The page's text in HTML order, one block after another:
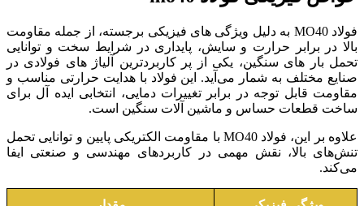
فولاد MO40 به دلیل ویژگی‌ های فیزیکی برجسته، از جمله مقاومت
بالا در برابر حرارت و سایش، پایداری در شرایط سخت و توانایی
تحمل بار های سنگین، یکی از پر کاربردترین آلیاژ های فولادی در
صنایع مختلف به شمار می‌آید. این فولاد با هدایت حرارتی مناسب و
مقاومت قابل‌ توجه در برابر تغییرات دمایی، انتخابی ایده‌ آل برای
ساخت قطعات حساس و ماشین‌ آلات سنگین است.
علاوه بر این، فولاد MO40 با مقاومت الکتریکی پایین و توانایی تحمل
تنش‌های بالا، نقش مهمی در کاربردهای مهندسی و صنعتی ایفا
می‌کند.